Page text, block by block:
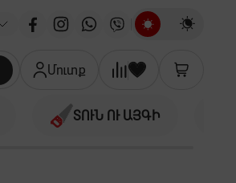
Մուտք
ՏՈՒՆ ՈՒ ԱՅԳԻ